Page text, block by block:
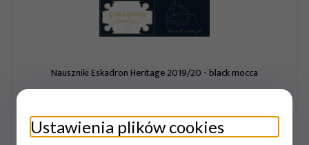
Nauszniki Eskadron Heritage 2019/20 - black mocca
115,00PLN
Ustawienia plików cookies